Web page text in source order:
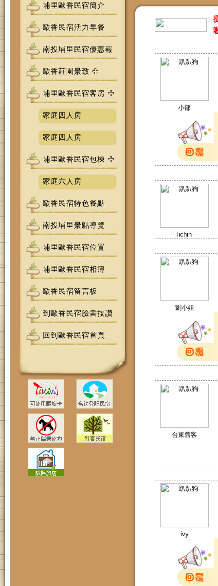
埔里歐香民宿簡介
歐香民宿活力早餐
南投埔里民宿優惠報
歐香莊園景致
埔里歐香民宿客房
家庭四人房
家庭四人房
埔里歐香民宿包棟
家庭六人房
歐香民宿特色餐點
南投埔里景點導覽
埔里歐香民宿位置
埔里歐香民宿相簿
歐香民宿留言板
到歐香民宿臉書按讚
回到歐香民宿首頁
小部
lichin
劉小姐
台東舊客
ivy